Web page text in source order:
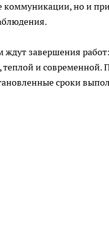
но и
завершения
теплой и
сроки